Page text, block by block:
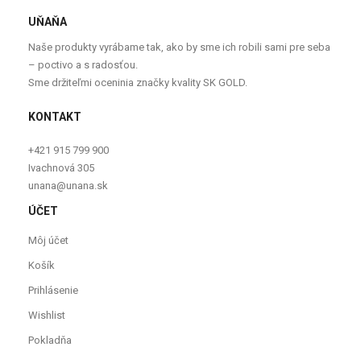
UŇAŇA
Naše produkty vyrábame tak, ako by sme ich robili sami pre seba
– poctivo a s radosťou.
Sme držiteľmi oceninia značky kvality SK GOLD.
KONTAKT
+421 915 799 900
Ivachnová 305
unana@unana.sk
ÚČET
Môj účet
Košík
Prihlásenie
Wishlist
Pokladňa